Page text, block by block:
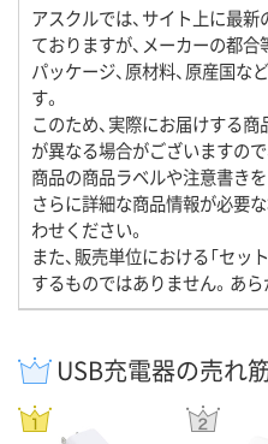
アスクルでは、サイト上に最
ておりますが、メーカーの都合
パッケージ、原材料、原産国な
す。
このため、実際にお届けする
が異なる場合がございますの
商品の商品ラベルや注意書きを
さらに詳細な商品情報が必要
わせください。
また、販売単位における「セッ
するものではありません。あら
USB充電器の売れ